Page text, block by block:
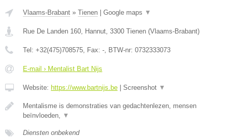
Vlaams-Brabant » Tienen Google maps ▼
Rue De Landen 160, Hannut 3300 Tienen (Vlaams-Brabant)
Tel: +32(475)708575 , Fax: - , BTW-nr: 0732333073
E-mail › Mentalist Bart Nijs
Website: https://www.bartnijs.be Screenshot ▼
Mentalisme is demonstraties van gedachtenlezen, mensen
beïnvloeden,
▼
Diensten onbekend